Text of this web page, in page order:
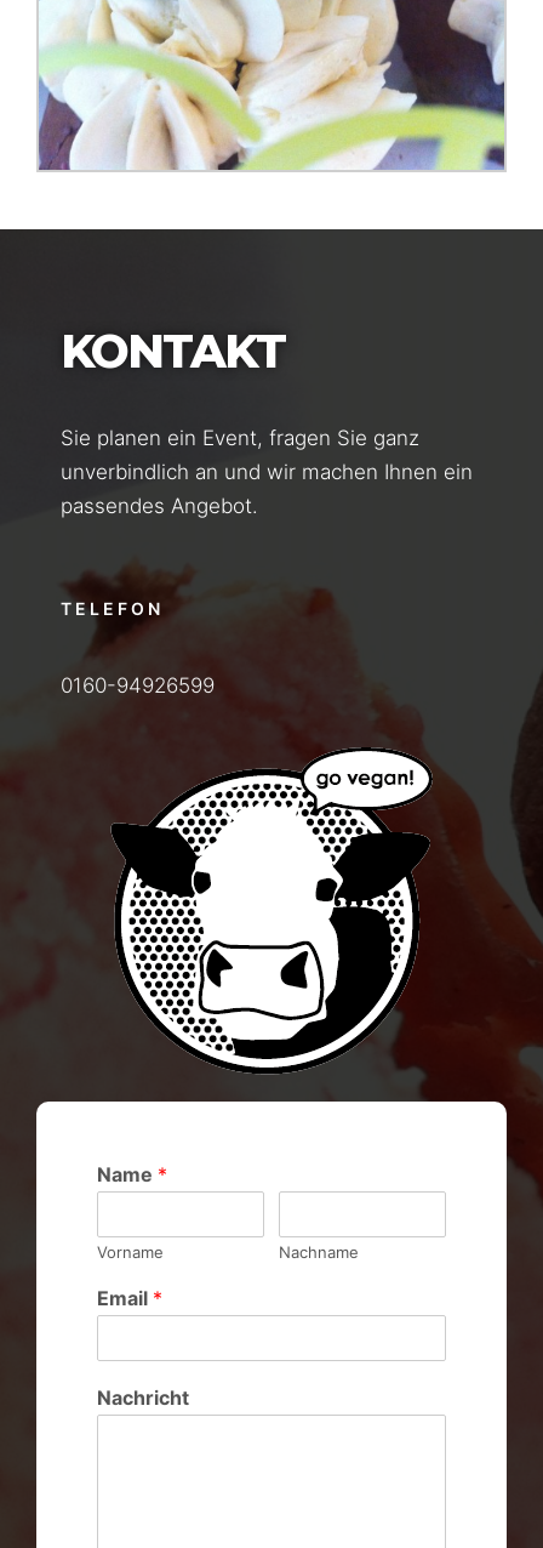
KONTAKT
Sie planen ein Event, fragen Sie ganz
unverbindlich an und wir machen Ihnen ein
passendes Angebot.
TELEFON
0160-94926599
Name *
Vorname Nachname
Email *
Nachricht